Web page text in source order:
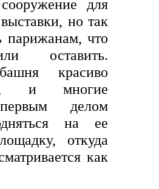
для
но так
парижанам, что
оставить.
красиво
и многие
делом
на ее
откуда
как